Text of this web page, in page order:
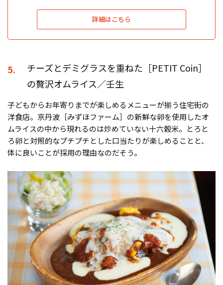
詳細はこちら
5.
チーズとデミグラスを重ねた［PETIT Coin］
の贅沢オムライス／壬生
子どもからお年寄りまでが楽しめるメニューが揃う住宅街の
洋食店。京丹波［みずほファーム］の新鮮な卵を使用したオ
ムライスの中から現れるのは炒めていない十六穀米。とろと
ろ卵と対照的なプチプチとした口当たりが楽しめることと、
体に良いことが採用の理由なのだそう。